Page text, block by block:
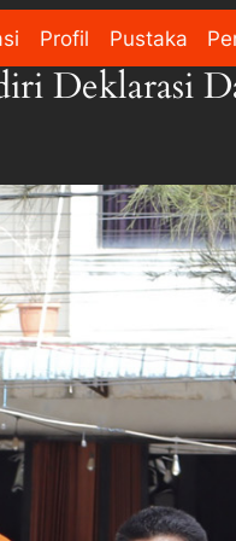
Profil Pustaka
Deklarasi